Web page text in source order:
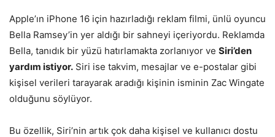
Apple’ın iPhone 16 için hazırladığı reklam filmi, ünlü oyuncu
Bella Ramsey’in yer aldığı bir sahneyi içeriyordu. Reklamda
Bella, tanıdık bir yüzü hatırlamakta zorlanıyor ve Siri’den
yardım istiyor. Siri ise takvim, mesajlar ve e-postalar gibi
kişisel verileri tarayarak aradığı kişinin isminin Zac Wingate
olduğunu söylüyor.
Bu özellik, Siri’nin artık çok daha kişisel ve kullanıcı dostu